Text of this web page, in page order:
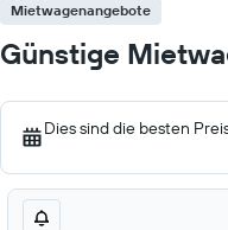
Mietwagenangebote
Günstige
Dies sind die besten